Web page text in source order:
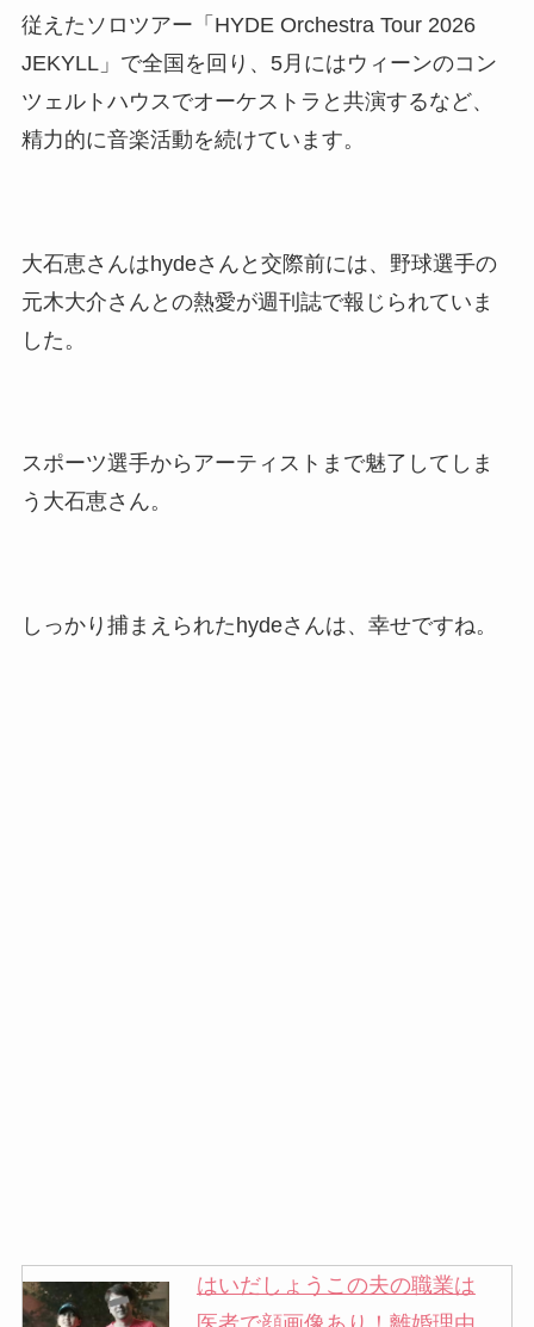
従えたソロツアー「HYDE Orchestra Tour 2026
JEKYLL」で全国を回り、5月にはウィーンのコン
ツェルトハウスでオーケストラと共演するなど、
精力的に音楽活動を続けています。
大石恵さんはhydeさんと交際前には、野球選手の
元木大介さんとの熱愛が週刊誌で報じられていま
した。
スポーツ選手からアーティストまで魅了してしま
う大石恵さん。
しっかり捕まえられたhydeさんは、幸せですね。
はいだしょうこの夫の職業は